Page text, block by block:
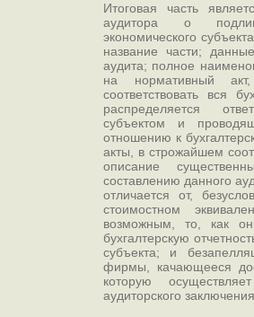
Итоговая часть
аудитора о
экономического
название части;
аудита; полное
на нормативный
соответствовать вся
распределяется
субъектом и
отношению к
акты, в строжайшем
описание
составлению данного
отличается от,
стоимостном
возможным, то, как
бухгалтерскую
субъекта; и
фирмы, качающееся
которую
аудиторского